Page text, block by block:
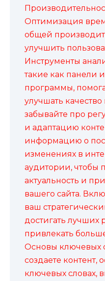
Оптимизация
общей
улучшить
Инструменты
такие как панели
программы,
улучшать качество
забывайте про
и адаптацию
информацию о
изменениях в
аудитории, чтобы
актуальность и
вашего сайта.
ваш
достигать лучших
привлекать
Основы ключевых
создаете контент,
ключевых словах,